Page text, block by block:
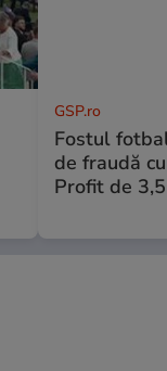
GSP.ro
Fostul
de fraudă
Profit de